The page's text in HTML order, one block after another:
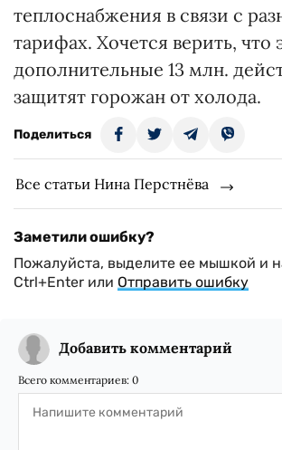
теплоснабжения в связи с
тарифах. Хочется верить, что
дополнительные 13 млн.
защитят горожан от холода.
Поделиться
Все статьи Нина Перстнёва
Заметили ошибку?
Пожалуйста, выделите ее мышкой и
Ctrl+Enter или Отправить ошибку
Добавить комментарий
Всего комментариев: 0